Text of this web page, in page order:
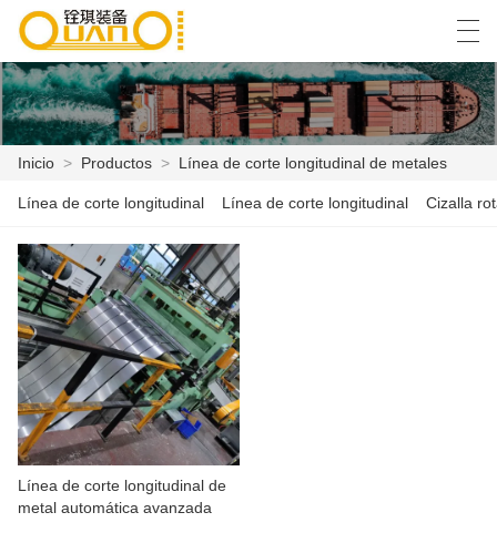
INICIO
PRODUCTOS
NOTICIAS
CASO
LA FÁBRICA
CONTÁCTENOS
SOBRE NOSOTROS
العربية বাংলা ভাষার English Español
Inicio > Productos > Línea de corte longitudinal de metales
Línea de corte longitudinal Línea de corte longitudinal Cizalla
Línea de corte longitudinal de
metal automática avanzada